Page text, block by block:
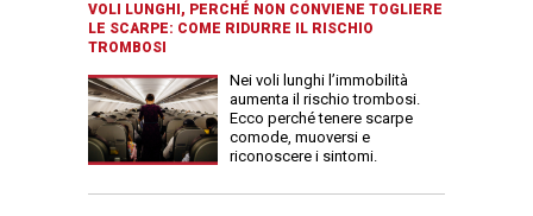
VOLI LUNGHI, PERCHÉ NON CONVIENE TOGLIERE
LE SCARPE: COME RIDURRE IL RISCHIO
TROMBOSI
Nei voli lunghi l’immobilità
aumenta il rischio trombosi.
Ecco perché tenere scarpe
comode, muoversi e
riconoscere i sintomi.